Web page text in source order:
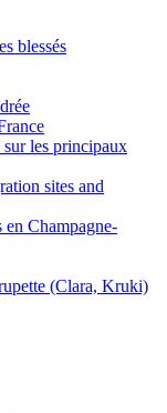
blessés
les principaux
sites and
en Champagne-
(Clara, Kruki)